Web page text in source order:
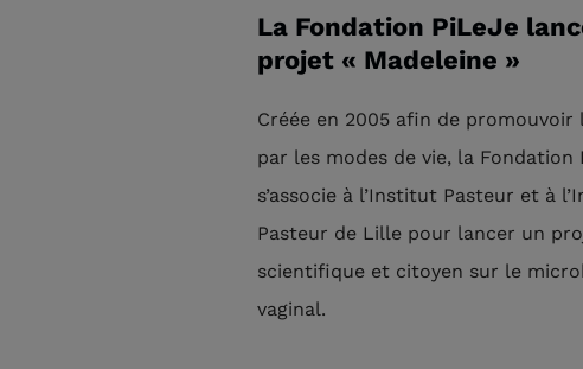
La Fondation PiLeJe
projet « Madeleine »
Créée en 2005 afin de promouvoir
par les modes de vie, la Fondation
s’associe à l’Institut Pasteur et à
Pasteur de Lille pour lancer un
scientifique et citoyen sur le
vaginal.